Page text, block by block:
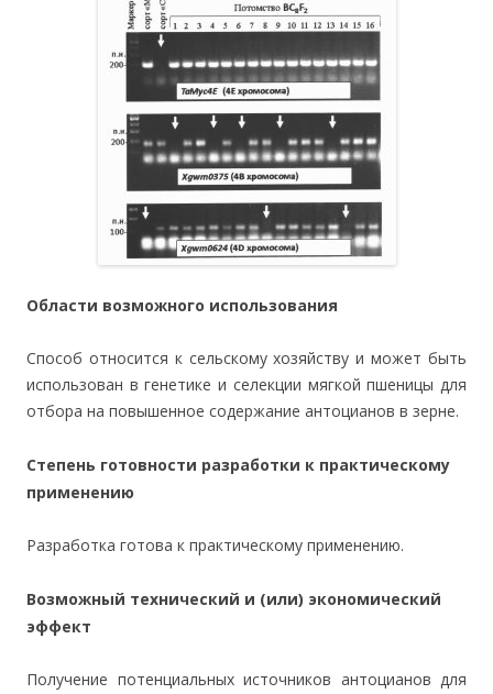
Области возможного использования
Способ относится к сельскому хозяйству и может быть
использован в генетике и селекции мягкой пшеницы для
отбора на повышенное содержание антоцианов в зерне.
Степень готовности разработки к практическому
применению
Разработка готова к практическому применению.
Возможный технический и (или) экономический
эффект
Получение потенциальных источников антоцианов для